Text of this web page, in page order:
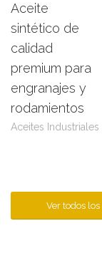
Leer más
Aceite
sintético de
calidad
premium para
engranajes y
rodamientos
Aceites Industriales
Ver todos